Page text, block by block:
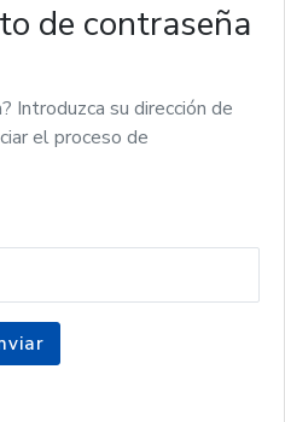
de contraseña
Introduzca su dirección de
el proceso de